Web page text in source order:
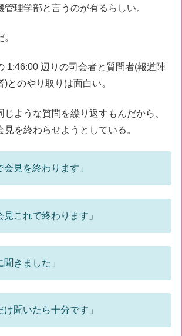
管理学部と言うのが有るらしい。
1:46:00 辺りの司会者と質問者(報道陣
とのやり取りは面白い。
ような質問を繰り返すもんだから、
を終わらせようとしている。
見を終わります」
これで終わります」
きました」
聞いたら十分です」